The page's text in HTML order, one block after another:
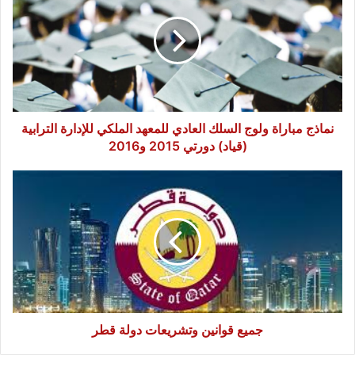
ولوج
السلك
العادي
للمعهد
الملكي
للإدارة
الترابية
(قياد)
نماذج مباراة ولوج السلك العادي للمعهد الملكي للإدارة الترابية
(قياد) دورتي 2015 و2016
جميع قوانين وتشريعات دولة قطر